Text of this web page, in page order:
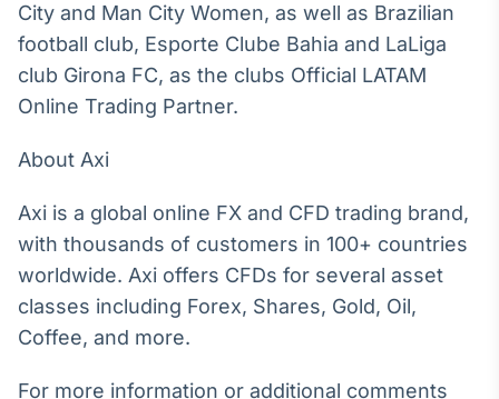
Broadcast
Widgets
Componentes
Wallboard
Conteúdos e
dados para
displays e telas
Curadoria
City and Man City Women, as well as Brazilian
football club, Esporte Clube Bahia and LaLiga
club Girona FC, as the clubs Official LATAM
Online Trading Partner.
About Axi
Axi is a global online FX and CFD trading brand,
with thousands of customers in 100+ countries
worldwide. Axi offers CFDs for several asset
classes including Forex, Shares, Gold, Oil,
Coffee, and more.
For more information or additional comments